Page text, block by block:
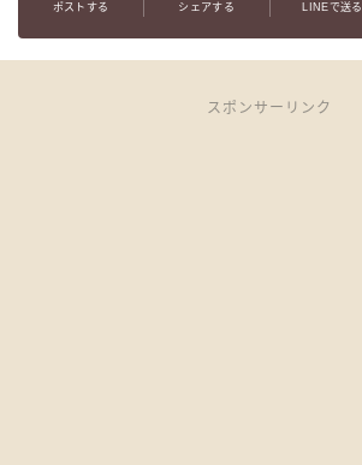
ポストする シェアする LINEで送る
スポンサーリンク